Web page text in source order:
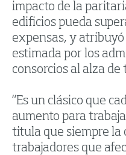
impacto de la
edificios pueda
expensas, y
estimada por los
consorcios al alza de
“Es un clásico que
aumento para
titula que siempre la
trabajadores que